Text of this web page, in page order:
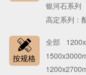
银河石系列
高定系列：
按规格
全部